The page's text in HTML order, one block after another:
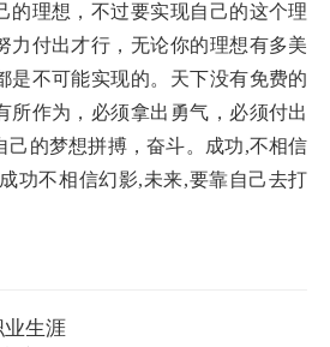
的理想，不过要实现自己的这个理
力付出才行，无论你的理想有多美
是不可能实现的。天下没有免费的
所作为，必须拿出勇气，必须付出
己的梦想拼搏，奋斗。成功,不相信
功不相信幻影,未来,要靠自己去打
生涯